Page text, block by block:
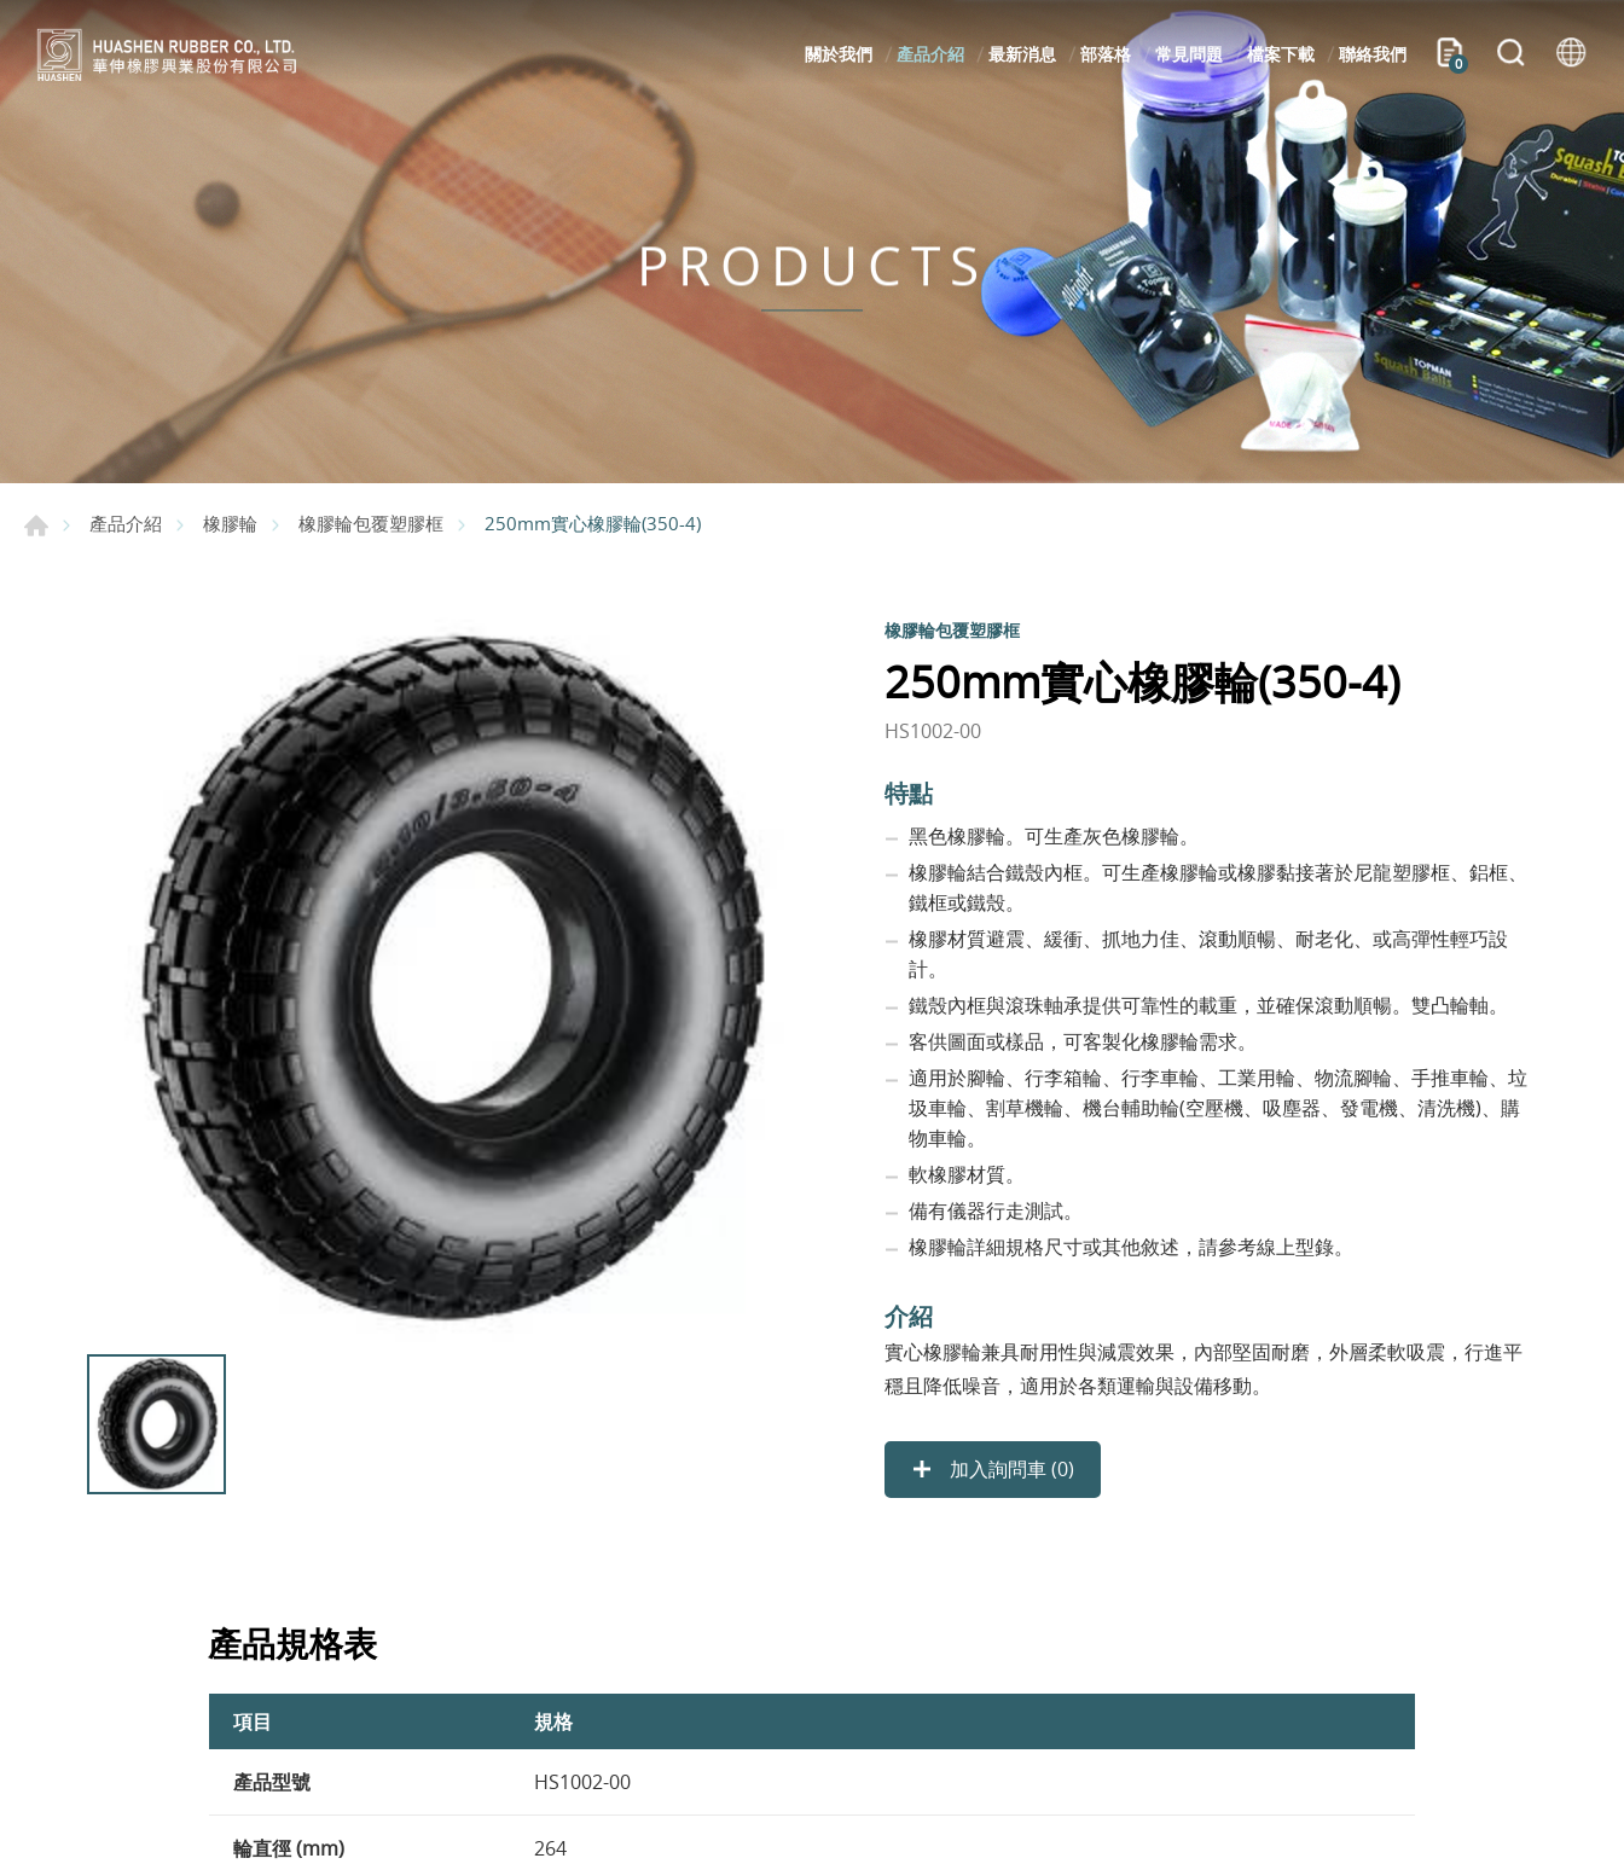
關於我們 產品介紹 最新消息 部落格 常見問題 檔案下載 聯絡我們 0
PRODUCTS
產品介紹 橡膠輪 橡膠輪包覆塑膠框 250mm實心橡膠輪(350-4)
橡膠輪包覆塑膠框
250mm實心橡膠輪(350-4)
HS1002-00
特點
黑色橡膠輪。可生產灰色橡膠輪。
橡膠輪結合鐵殼內框。可生產橡膠輪或橡膠黏接著於尼龍塑膠框、鋁框、
鐵框或鐵殼。
橡膠材質避震、緩衝、抓地力佳、滾動順暢、耐老化、或高彈性輕巧設
計。
鐵殼內框與滾珠軸承提供可靠性的載重，並確保滾動順暢。雙凸輪軸。
客供圖面或樣品，可客製化橡膠輪需求。
適用於腳輪、行李箱輪、行李車輪、工業用輪、物流腳輪、手推車輪、垃
圾車輪、割草機輪、機台輔助輪(空壓機、吸塵器、發電機、清洗機)、購
物車輪。
軟橡膠材質。
備有儀器行走測試。
橡膠輪詳細規格尺寸或其他敘述，請參考線上型錄。
介紹
實心橡膠輪兼具耐用性與減震效果，內部堅固耐磨，外層柔軟吸震，行進平
穩且降低噪音，適用於各類運輸與設備移動。
加入詢問車 (0)
產品規格表
項目 規格
產品型號 HS1002-00
輪直徑 (mm) 264